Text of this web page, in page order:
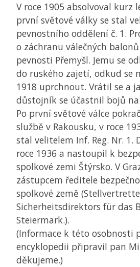
V roce 1905 absolvoval kurz
první světové války se stal
pevnostního oddělení č. 1.
o záchranu válečných
pevnosti Přemyšl. Jemu se
do ruského zajetí, odkud se
1918 uprchnout. Vrátil se a
důstojník se účastnil bojů na
Po první světové válce
službě v Rakousku, v roce
stal velitelem Inf. Reg. Nr. 1.
roce 1936 a nastoupil k
spolkové zemi Štýrsko. V
zástupcem ředitele
spolkové země
Sicherheitsdirektors für das
Steiermark.).
(Informace k této osobnosti
encyklopedii připravil pan
děkujeme.)